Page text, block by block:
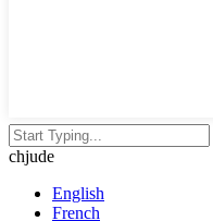
chjude
English
French